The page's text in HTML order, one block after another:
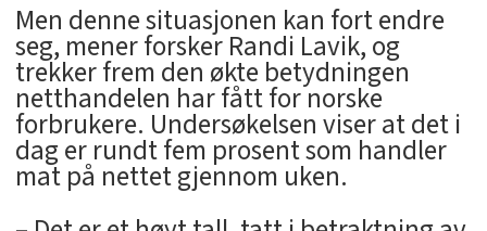
Men denne situasjonen kan fort endre
seg, mener forsker Randi Lavik, og
trekker frem den økte betydningen
netthandelen har fått for norske
forbrukere. Undersøkelsen viser at det i
dag er rundt fem prosent som handler
mat på nettet gjennom uken.